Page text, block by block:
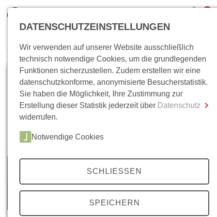
inkl. MwSt.
0,00 €
Zum Warenkorb Zur Kasse
Wo bin ich?
DATENSCHUTZEINSTELLUNGEN
Wir verwenden auf unserer Website ausschließlich
technisch notwendige Cookies, um die grundlegenden
Funktionen sicherzustellen. Zudem erstellen wir eine
datenschutzkonforme, anonymisierte Besucherstatistik.
Sie haben die Möglichkeit, Ihre Zustimmung zur
Erstellung dieser Statistik jederzeit über Datenschutz
widerrufen.
Notwendige Cookies
SCHLIESSEN
SPEICHERN